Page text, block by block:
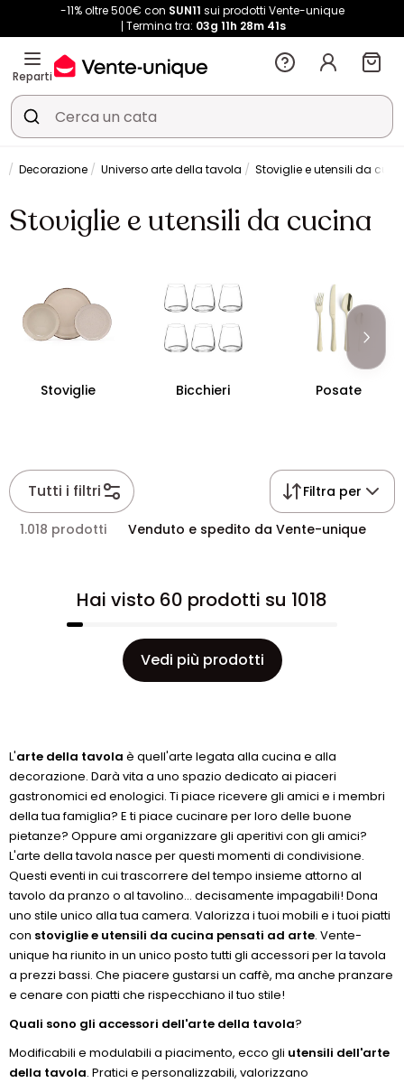
-11% oltre 500€ con SUN11 sui prodotti Vente-unique
Termina tra: 03g 11h 28m 41s
Reparti
Decorazione Universo arte della tavola Stoviglie e utensili da
Stoviglie e utensili da cucina
Stoviglie Bicchieri Posate
Tutti i filtri Filtra per
1.018 prodotti Venduto e spedito da Vente-unique
Hai visto 60 prodotti su 1018
Vedi più prodotti
L'arte della tavola è quell'arte legata alla cucina e alla
decorazione. Darà vita a uno spazio dedicato ai piaceri
gastronomici ed enologici. Ti piace ricevere gli amici e i membri
della tua famiglia? E ti piace cucinare per loro delle buone
pietanze? Oppure ami organizzare gli aperitivi con gli amici?
L'arte della tavola nasce per questi momenti di condivisione.
Questi eventi in cui trascorrere del tempo insieme attorno al
tavolo da pranzo o al tavolino... decisamente impagabili! Dona
uno stile unico alla tua camera. Valorizza i tuoi mobili e i tuoi piatti
con stoviglie e utensili da cucina pensati ad arte. Vente-
unique ha riunito in un unico posto tutti gli accessori per la tavola
a prezzi bassi. Che piacere gustarsi un caffè, ma anche pranzare
e cenare con piatti che rispecchiano il tuo stile!
Quali sono gli accessori dell'arte della tavola?
Modificabili e modulabili a piacimento, ecco gli utensili dell'arte
della tavola. Pratici e personalizzabili, valorizzano